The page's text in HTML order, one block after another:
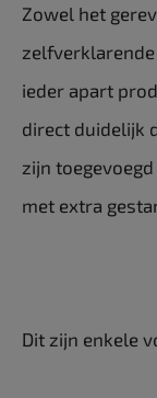
Zowel het
ieder apart
direct duidelijk
zijn
met extra
Dit zijn enkele